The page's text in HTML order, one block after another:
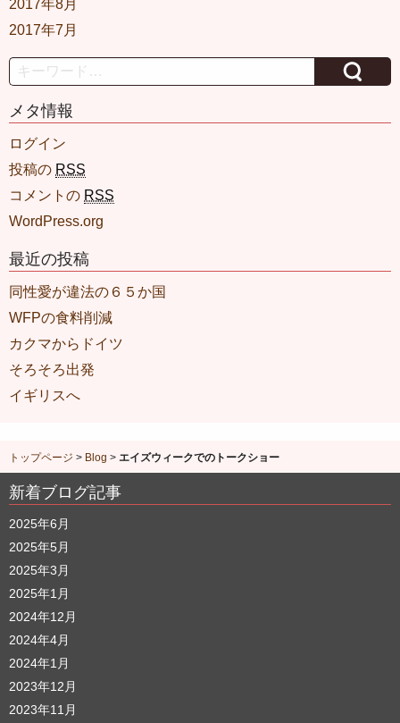
2017年8月
2017年7月
Search
メタ情報
ログイン
投稿の RSS
コメントの RSS
WordPress.org
最近の投稿
同性愛が違法の６５か国
WFPの食料削減
カクマからドイツ
そろそろ出発
イギリスへ
トップページ > Blog > エイズウィークでのトークショー
新着ブログ記事
2025年6月
2025年5月
2025年3月
2025年1月
2024年12月
2024年4月
2024年1月
2023年12月
2023年11月